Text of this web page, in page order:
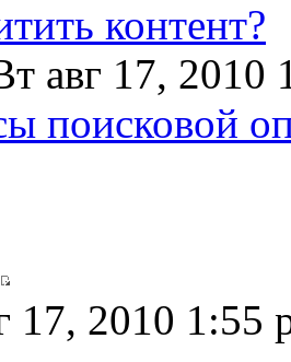
контент?
авг 17,
поисковой
17, 2010 1:55